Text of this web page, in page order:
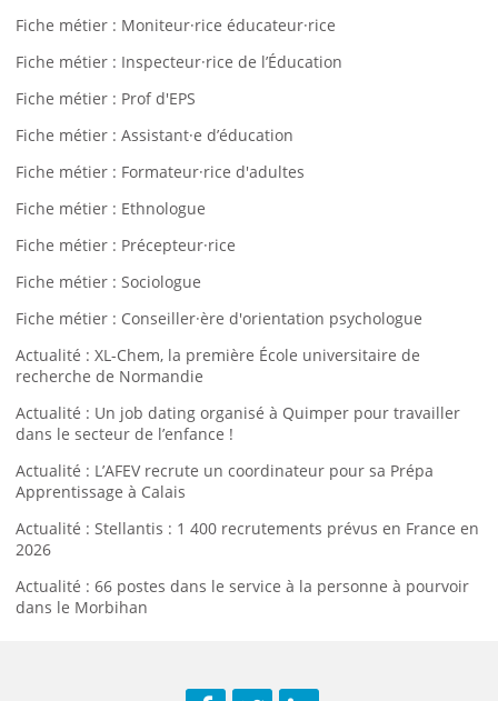
Fiche métier : Moniteur·rice éducateur·rice
Fiche métier : Inspecteur·rice de l’Éducation
Fiche métier : Prof d'EPS
Fiche métier : Assistant·e d’éducation
Fiche métier : Formateur·rice d'adultes
Fiche métier : Ethnologue
Fiche métier : Précepteur·rice
Fiche métier : Sociologue
Fiche métier : Conseiller·ère d'orientation psychologue
Actualité : XL-Chem, la première École universitaire de
recherche de Normandie
Actualité : Un job dating organisé à Quimper pour travailler
dans le secteur de l’enfance !
Actualité : L’AFEV recrute un coordinateur pour sa Prépa
Apprentissage à Calais
Actualité : Stellantis : 1 400 recrutements prévus en France en
2026
Actualité : 66 postes dans le service à la personne à pourvoir
dans le Morbihan